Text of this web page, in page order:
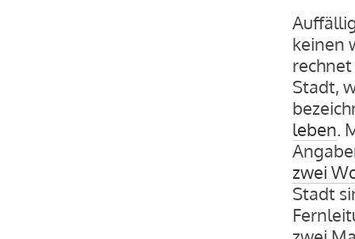
keinen
Stadt,
leben .
zwei
Stadt